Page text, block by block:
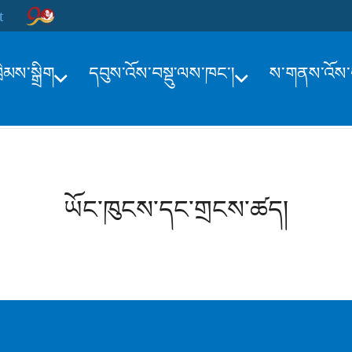
དབུས་འོས་བསྡུ་ལས་ཁང་།
ཡོང་ཁུངས་དང་གྲངས་ཚད།